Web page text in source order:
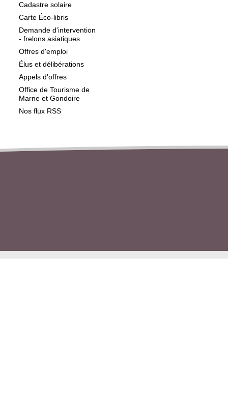
Cadastre solaire
Carte Éco-libris
Demande d'intervention
- frelons asiatiques
Offres d'emploi
Élus et délibérations
Appels d'offres
Office de Tourisme de
Marne et Gondoire
Nos flux RSS